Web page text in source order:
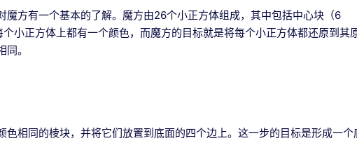
魔方有一个基本的了解。魔方由26个小正方体组成，其中包括中心块（6
小正方体上都有一个颜色，而魔方的目标就是将每个小正方体都还原到其
。
色相同的棱块，并将它们放置到底面的四个边上。这一步的目标是形成一个